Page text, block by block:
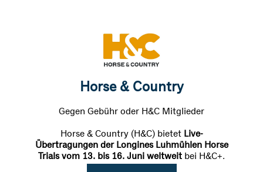
Horse & Country
Gegen Gebühr oder H&C Mitglieder
Horse & Country (H&C) bietet Live-
Übertragungen der Longines Luhmühlen Horse
Trials vom 13. bis 16. Juni weltweit bei H&C+.